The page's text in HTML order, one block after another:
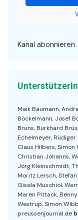
Kanal abonnieren
Maik Baumann,
Böckelmann, Josef
Bruns, Burkhard
Echelmeyer, Rüdiger
Claus Hilbers, Simon
Christian Johanns,
Jörg Kleinschmidt,
Moritz Lersch,
Gisela Muschiol,
Maren Pittack,
Westrup, Simon
preussenjournal.de